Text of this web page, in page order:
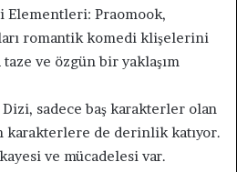
Elementleri: Praomook,
romantik komedi klişelerini
taze ve özgün bir yaklaşım
sadece baş karakterler olan
karakterlere de derinlik katıyor.
ve mücadelesi var.